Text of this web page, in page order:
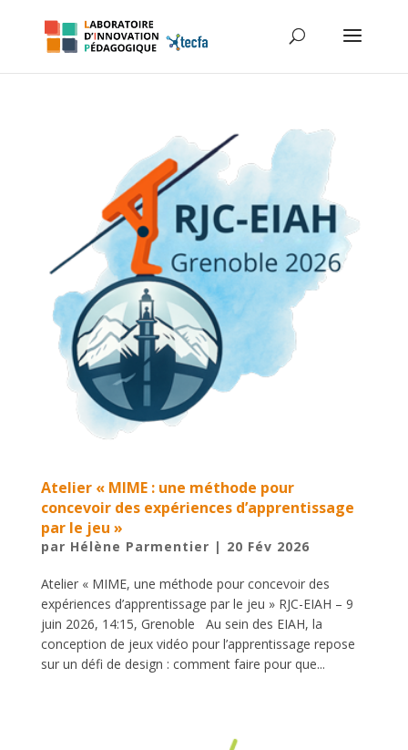
Atelier « MIME : une méthode pour
concevoir des expériences d’apprentissage
par le jeu »
par Hélène Parmentier | 20 Fév 2026
Atelier « MIME, une méthode pour concevoir des
expériences d’apprentissage par le jeu » RJC-EIAH – 9
juin 2026, 14:15, Grenoble Au sein des EIAH, la
conception de jeux vidéo pour l’apprentissage repose
sur un défi de design : comment faire pour que...